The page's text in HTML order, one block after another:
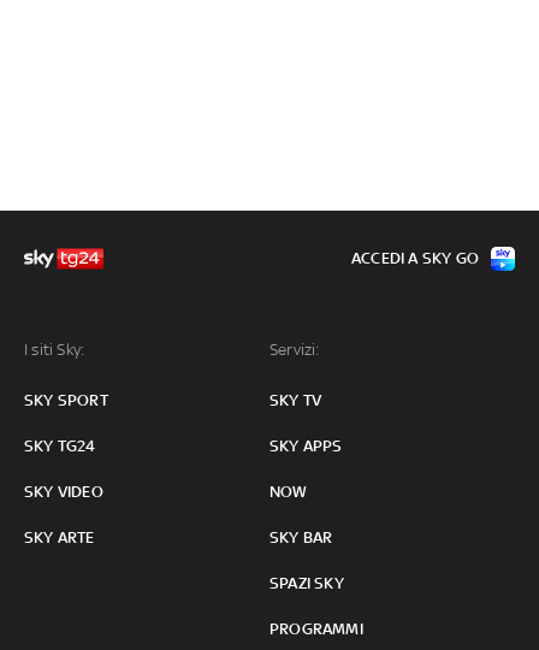
I siti Sky:
SKY SPORT
SKY TG24
SKY VIDEO
SKY ARTE
Servizi:
SKY TV
SKY APPS
NOW
SKY BAR
SPAZI SKY
PROGRAMMI
ACCEDI A SKY GO